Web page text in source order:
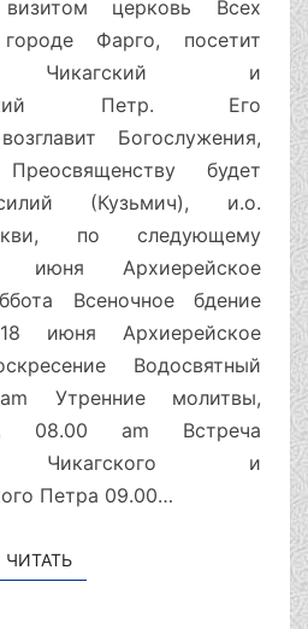
церковь Всех
Фарго, посетит
Чикагский и
Петр. Его
Богослужения,
будет
(Кузьмич), и.о.
по следующему
июня Архиерейское
Всеночное бдение
июня Архиерейское
Водосвятный
Утренние молитвы,
08.00 am Встреча
Чикагского и
Петра 09.00…
ЧИТАТЬЧИТАТЬ